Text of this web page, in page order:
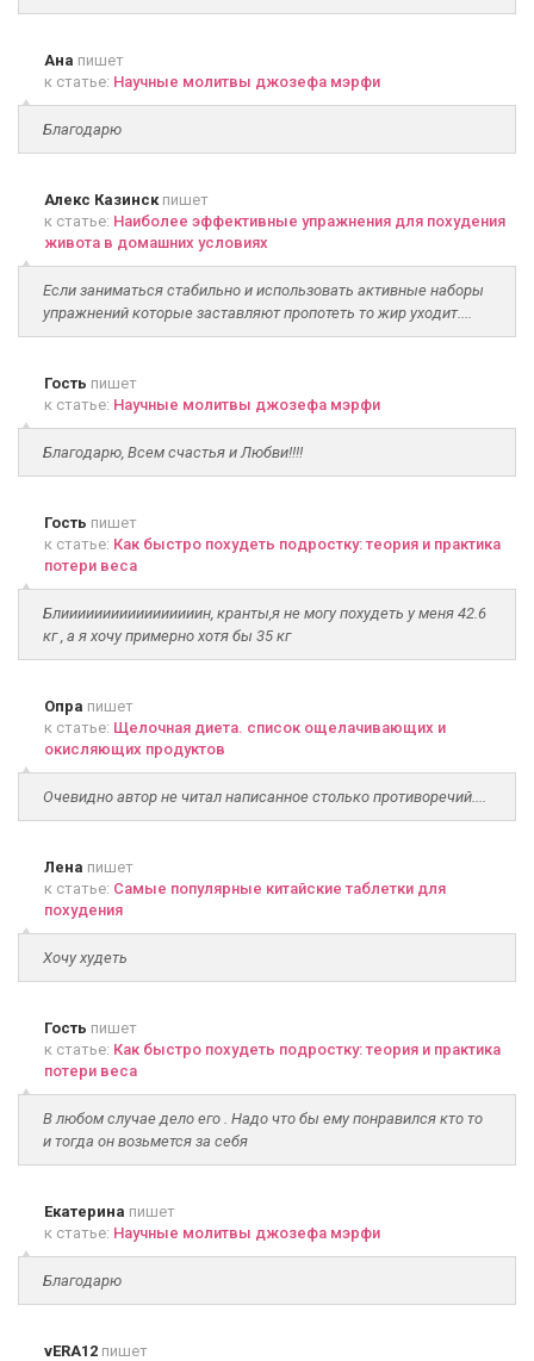
Ана пишет
к статье: Научные молитвы джозефа мэрфи
Благодарю
Алекс Казинскпишет
к статье: Наиболее эффективные упражнения для похудения
живота в домашних условиях
Если заниматься стабильно и использовать активные наборы
упражнений которые заставляют пропотеть то жир уходит....
Гость пишет
к статье: Научные молитвы джозефа мэрфи
Благодарю, Всем счастья и Любви!!!!
Гость пишет
к статье: Как быстро похудеть подростку: теория и практика
потери веса
Блииииииииииииииииин, кранты,я не могу похудеть у меня 42.6
кг , а я хочу примерно хотя бы 35 кг
Опра пишет
к статье: Щелочная диета. список ощелачивающих и
окисляющих продуктов
Очевидно автор не читал написанное столько противоречий....
Лена пишет
к статье: Самые популярные китайские таблетки для
похудения
Хочу худеть
Гость пишет
к статье: Как быстро похудеть подростку: теория и практика
потери веса
В любом случае дело его . Надо что бы ему понравился кто то
и тогда он возьмется за себя
Екатерина пишет
к статье: Научные молитвы джозефа мэрфи
Благодарю
vERA12 пишет